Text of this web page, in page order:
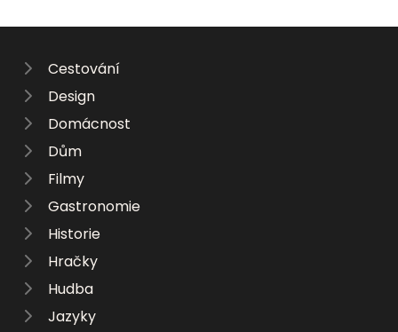
Cestování
Design
Domácnost
Dům
Filmy
Gastronomie
Historie
Hračky
Hudba
Jazyky